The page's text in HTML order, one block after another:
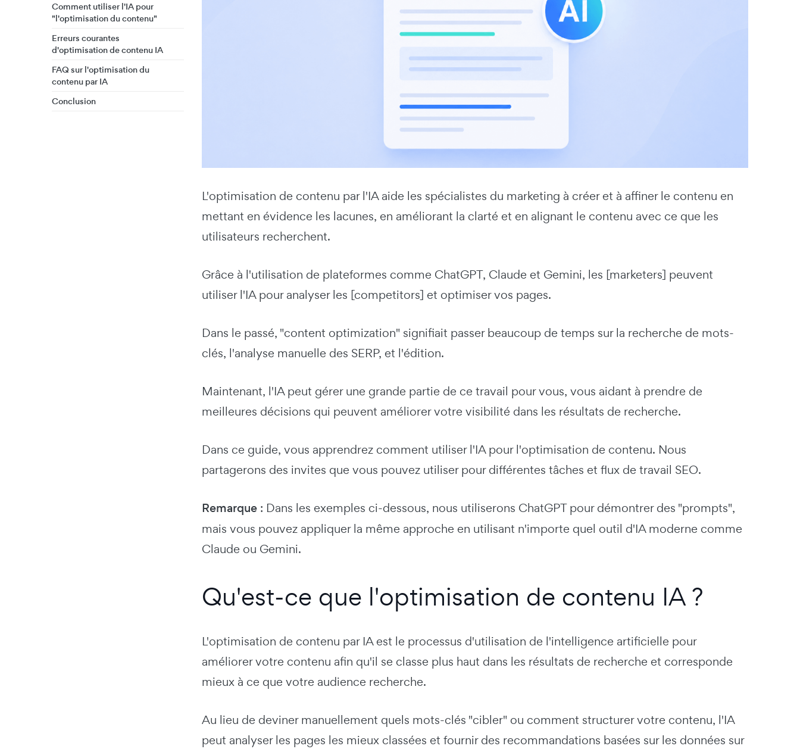
Comment utiliser l'IA pour
"l'optimisation du contenu"
Erreurs courantes
d'optimisation de contenu IA
FAQ sur l'optimisation du
contenu par IA
Conclusion
L'optimisation de contenu par l'IA aide les spécialistes du marketing à créer et à affiner le contenu en
mettant en évidence les lacunes, en améliorant la clarté et en alignant le contenu avec ce que les
utilisateurs recherchent.
Grâce à l'utilisation de plateformes comme ChatGPT, Claude et Gemini, les [marketers] peuvent
utiliser l'IA pour analyser les [competitors] et optimiser vos pages.
Dans le passé, "content optimization" signifiait passer beaucoup de temps sur la recherche de mots-
clés, l'analyse manuelle des SERP, et l'édition.
Maintenant, l'IA peut gérer une grande partie de ce travail pour vous, vous aidant à prendre de
meilleures décisions qui peuvent améliorer votre visibilité dans les résultats de recherche.
Dans ce guide, vous apprendrez comment utiliser l'IA pour l'optimisation de contenu. Nous
partagerons des invites que vous pouvez utiliser pour différentes tâches et flux de travail SEO.
Remarque : Dans les exemples ci-dessous, nous utiliserons ChatGPT pour démontrer des "prompts",
mais vous pouvez appliquer la même approche en utilisant n'importe quel outil d'IA moderne comme
Claude ou Gemini.
Qu'est-ce que l'optimisation de contenu IA ?
L'optimisation de contenu par IA est le processus d'utilisation de l'intelligence artificielle pour
améliorer votre contenu afin qu'il se classe plus haut dans les résultats de recherche et corresponde
mieux à ce que votre audience recherche.
Au lieu de deviner manuellement quels mots-clés "cibler" ou comment structurer votre contenu, l'IA
peut analyser les pages les mieux classées et fournir des recommandations basées sur les données sur